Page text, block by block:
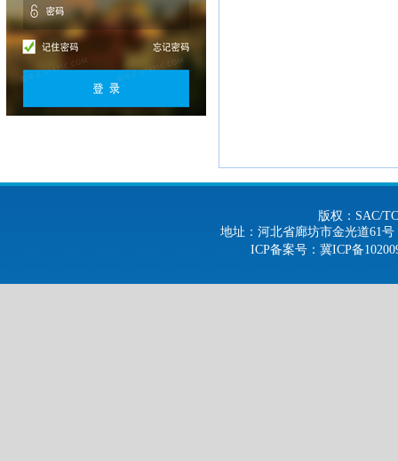
版权：SAC/
地址：河北省廊坊市金光道61号
ICP备案号 ：冀ICP备